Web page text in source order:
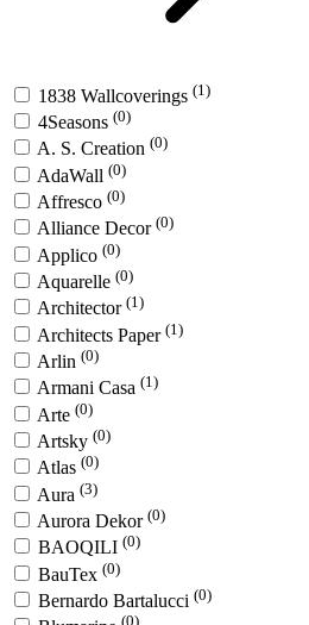
1838 Wallcoverings (1)
4Seasons (0)
A. S. Creation (0)
AdaWall (0)
Affresco (0)
Alliance Decor (0)
Applico (0)
Aquarelle (0)
Architector (1)
Architects Paper (1)
Arlin (0)
Armani Casa (1)
Arte (0)
Artsky (0)
Atlas (0)
Aura (3)
Aurora Dekor (0)
BAOQILI (0)
BauTex (0)
Bernardo Bartalucci (0)
(0)